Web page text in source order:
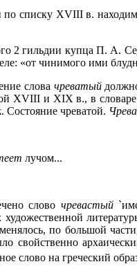
по списку XVIII в.
2 гильдии купца П. А.
«от чинимого ими
слова чреватый
XVIII и XIX в., в
Состояние чреватой.
лучом...
слово чревастый
художественной
по большой
свойственно
слово на греческий